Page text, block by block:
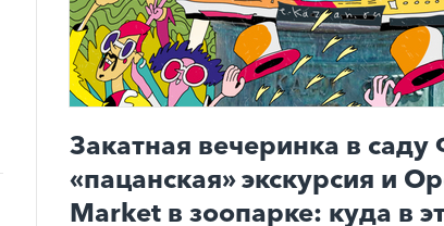
Закатная вечеринка в саду
«пацанская» экскурсия и
Market в зоопарке: куда в